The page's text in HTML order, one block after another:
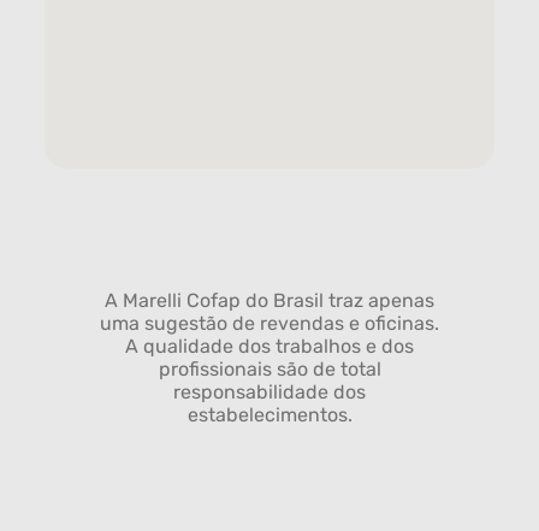
A Marelli Cofap do Brasil traz apenas
uma sugestão de revendas e oficinas.
A qualidade dos trabalhos e dos
profissionais são de total
responsabilidade dos
estabelecimentos.